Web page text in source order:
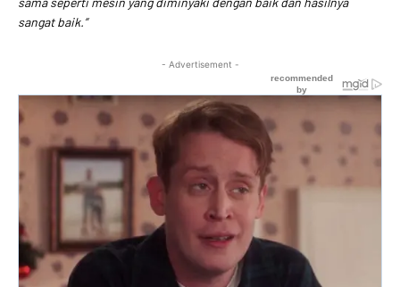
sangat baik.”
- Advertisement -